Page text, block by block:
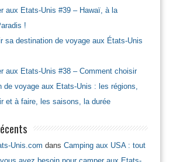
aux Etats-Unis #39 – Hawaï, à la
!
sa destination de voyage aux États-Unis
aux Etats-Unis #38 – Comment choisir
de voyage aux Etats-Unis : les régions,
et à faire, les saisons, la durée
Unis.com dans Camping aux USA : tout